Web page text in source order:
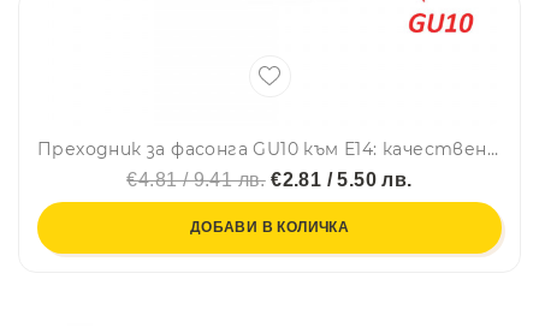
Преходник за фасонга GU10 към Е14: качествено провеждане не електричество - без разход на енергия, 1бр.
€4.81 / 9.41 лв.€2.81 / 5.50 лв.
ДОБАВИ В КОЛИЧКА